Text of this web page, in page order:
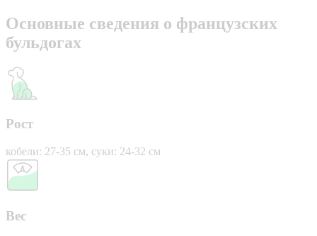
Основные сведения о французских
бульдогах
Рост
кобели: 27-35 см, суки: 24-32 см
Вес